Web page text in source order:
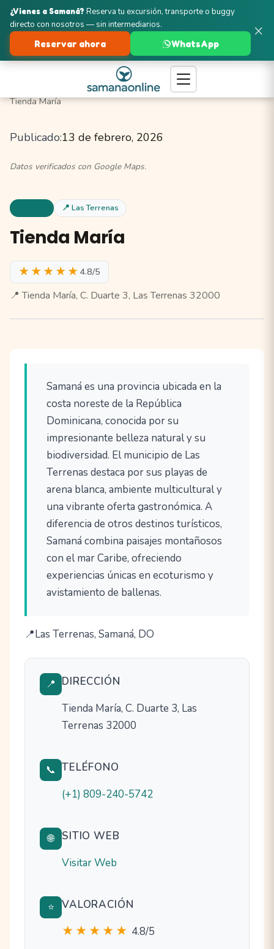
Turismo en Samaná Las Terrenas
Tiendas y Artesanías
Tienda María
Publicado:13 de febrero, 2026
Datos verificados con Google Maps.
📍 Las Terrenas
Tienda María
★★★★★ 4.8/5
📍 Tienda María, C. Duarte 3, Las Terrenas 32000
Samaná es una provincia ubicada en la
costa noreste de la República
Dominicana, conocida por su
impresionante belleza natural y su
biodiversidad. El municipio de Las
Terrenas destaca por sus playas de
arena blanca, ambiente multicultural y
una vibrante oferta gastronómica. A
diferencia de otros destinos turísticos,
Samaná combina paisajes montañosos
con el mar Caribe, ofreciendo
experiencias únicas en ecoturismo y
avistamiento de ballenas.
Las Terrenas, Samaná, DO
📍 DIRECCIÓN
Tienda María, C. Duarte 3, Las
Terrenas 32000
📞 TELÉFONO
(+1) 809-240-5742
🌐
SITIO WEB
Visitar Web
⭐ VALORACIÓN
★★★★★ 4.8/5
×
¿Vienes a Samaná? Reserva tu excursión, transporte o buggy
directo con nosotros — sin intermediarios.
Reservar ahora WhatsApp